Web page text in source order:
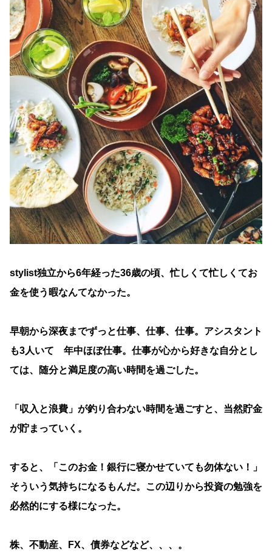
stylist独立から6年経った36歳の頃、忙しくて忙しくてお
金を使う暇なんてなかった。
早朝から深夜までずっと仕事、仕事、仕事。アシスタント
も3人いて 年中ほぼ仕事。仕事が心から好きな自分とし
ては、随分と満足度の高い時間を過ごした。
「収入と浪費」が釣り合わない時間を過ごすと、当然貯金
が貯まっていく。
すると、「このお金！銀行に寝かせていても勿体ない！」
そういう気持ちになるもんだ。この辺りから投資の勉強を
必然的にする様になった。
株、不動産、FX、債券などなど、、、。